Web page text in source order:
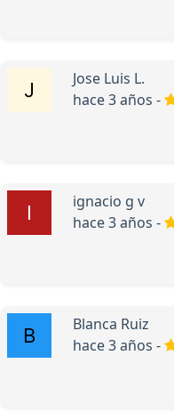
Jose Luis L.
hace 3 años -
ignacio g v
hace 3 años -
Blanca Ruiz
hace 3 años -